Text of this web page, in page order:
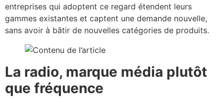
entreprises qui adoptent ce regard étendent leurs
gammes existantes et captent une demande nouvelle,
sans avoir à bâtir de nouvelles catégories de produits.
La radio, marque média plutôt
que fréquence